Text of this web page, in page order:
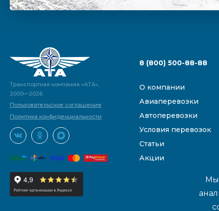
Транспортная компания «АТА»,
2000—2026
Пользовательское соглашение
Политика конфиденциальности
8 (800) 500-88-88
О компании
Авиаперевозки
Автоперевозки
Условия перевозок
Статьи
Акции
Мы